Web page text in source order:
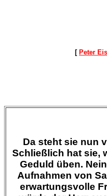
[ Peter
Da steht sie nun
Schließlich hat sie,
Geduld üben.
Aufnahmen von
erwartungsvolle